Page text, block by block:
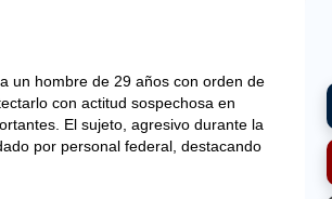
un hombre de 29 años con orden de
con actitud sospechosa en
El sujeto, agresivo durante la
por personal federal, destacando